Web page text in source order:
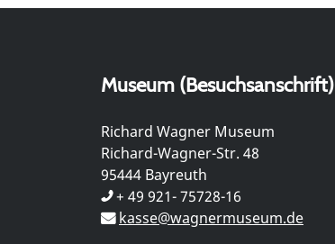
Museum (Besuchsanschrift)
Richard Wagner Museum
Richard-Wagner-Str. 48
95444 Bayreuth
+ 49 921- 75728-16
kasse@wagnermuseum.de